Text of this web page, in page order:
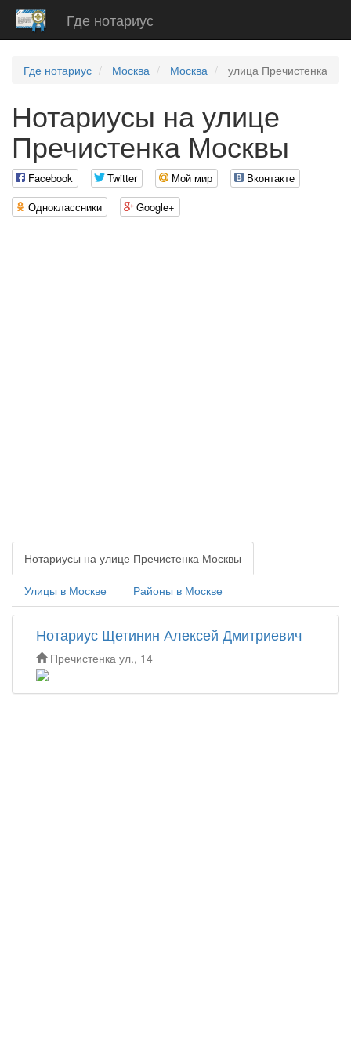
Где нотариус
Где нотариус Москва Москва улица Пречистенка
Нотариусы на улице
Пречистенка Москвы
Facebook Twitter Мой мир
Вконтакте
Одноклассники
Google+
Нотариусы на улице Пречистенка Москвы
Улицы в Москве Районы в Москве
Нотариус Щетинин Алексей Дмитриевич
Пречистенка ул., 14